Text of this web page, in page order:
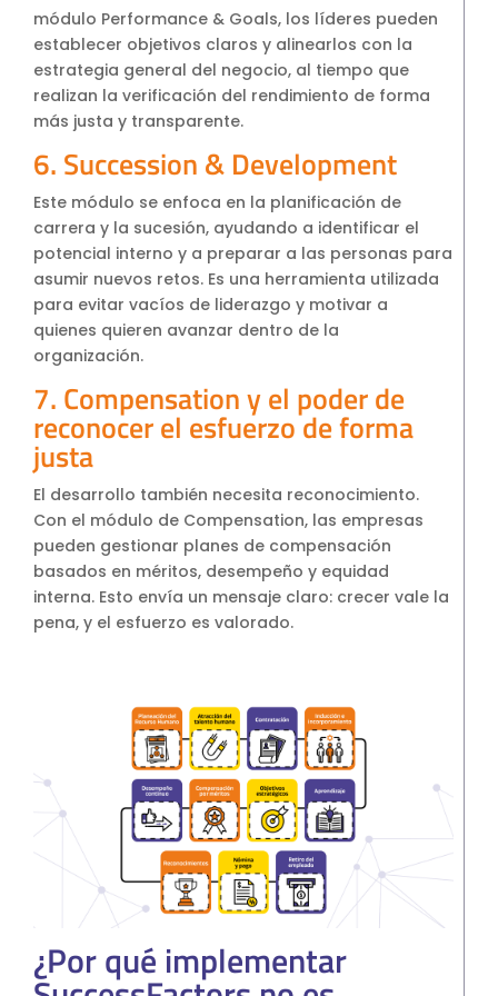
módulo Performance & Goals, los líderes pueden
establecer objetivos claros y alinearlos con la
estrategia general del negocio, al tiempo que
realizan la verificación del rendimiento de forma
más justa y transparente.
6. Succession & Development
Este módulo se enfoca en la planificación de
carrera y la sucesión, ayudando a identificar el
potencial interno y a preparar a las personas para
asumir nuevos retos. Es una herramienta utilizada
para evitar vacíos de liderazgo y motivar a
quienes quieren avanzar dentro de la
organización.
7. Compensation y el poder de
reconocer el esfuerzo de forma
justa
El desarrollo también necesita reconocimiento.
Con el módulo de Compensation, las empresas
pueden gestionar planes de compensación
basados en méritos, desempeño y equidad
interna. Esto envía un mensaje claro: crecer vale la
pena, y el esfuerzo es valorado.
¿Por qué implementar